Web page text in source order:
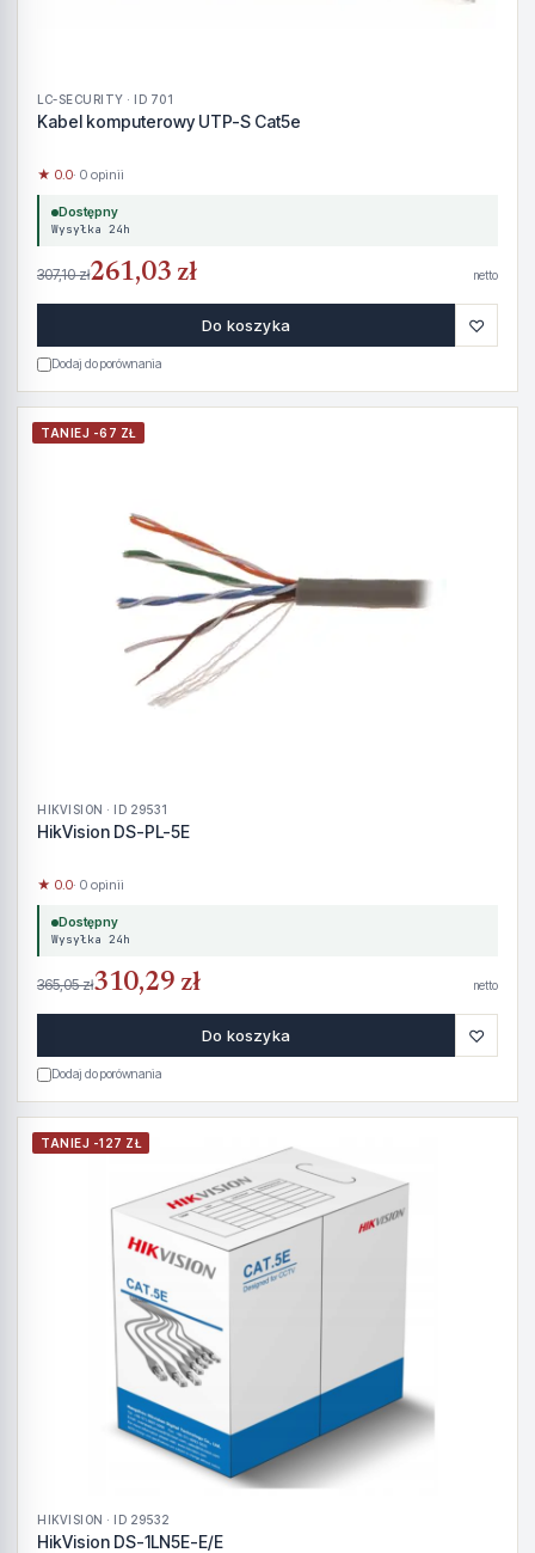
LC-SECURITY · ID 701
Kabel komputerowy UTP-S Cat5e
★ 0.0· 0 opinii
Dostępny
Wysyłka 24h
307,10 zł261,03 zł netto
Do koszyka ♡
Dodaj do porównania
TANIEJ -67 ZŁ
HIKVISION · ID 29531
HikVision DS-PL-5E
★ 0.0· 0 opinii
Dostępny
Wysyłka 24h
365,05 zł310,29 zł netto
Do koszyka ♡
Dodaj do porównania
TANIEJ -127 ZŁ
HIKVISION · ID 29532
HikVision DS-1LN5E-E/E